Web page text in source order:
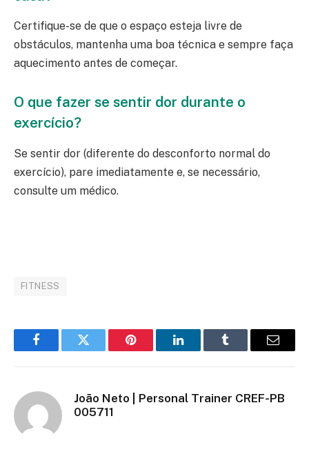
Certifique-se de que o espaço esteja livre de
obstáculos, mantenha uma boa técnica e sempre faça
aquecimento antes de começar.
O que fazer se sentir dor durante o
exercício?
Se sentir dor (diferente do desconforto normal do
exercício), pare imediatamente e, se necessário,
consulte um médico.
FITNESS
FacebookTwitter Pinterest LinkedInTumblr Email
João Neto | Personal Trainer CREF-PB
005711